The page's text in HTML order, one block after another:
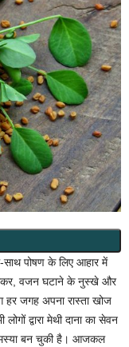
साथ पोषण के लिए आहार में
वजन घटाने के नुस्खे और
हर जगह अपना रास्ता खोज
द्वारा मेथी दाना का सेवन
बन चुकी है। आजकल